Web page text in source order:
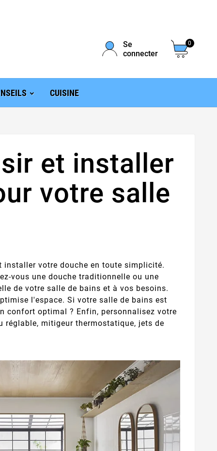
Se
connecter
0
CUISINE
11,
& Rénovation
demande une
organisation.
pour créer une
et installer
votre salle
votre douche en toute simplicité.
vous une douche traditionnelle ou une
de votre salle de bains et à vos besoins.
l'espace. Si votre salle de bains est
confort optimal ? Enfin, personnalisez votre
mitigeur thermostatique, jets de